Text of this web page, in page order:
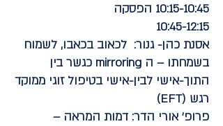
10:15-10:45 הפסקה
10:45-12:15
אסנת כהן- גנור: לכאוב בכאבו, לשמוח
בשמחתו – ה mirroring כגשר בין
התוך-אישי לבין-אישי בטיפול זוגי ממוקד
רגש (EFT)
פרופ' אורי הדר:דמות המראה –